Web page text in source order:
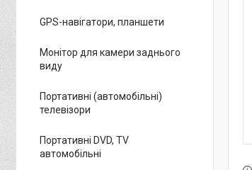
GPS-навігатори, планшети
Монітор для камери заднього
виду
Портативні (автомобільні)
телевізори
Портативні DVD, TV
автомобільні